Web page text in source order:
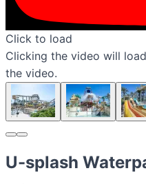
Click to load
Clicking the video will
the video.
U-splash